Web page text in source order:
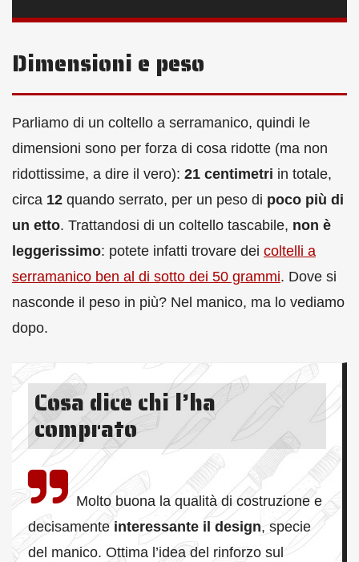
Dimensioni e peso
Parliamo di un coltello a serramanico, quindi le
dimensioni sono per forza di cosa ridotte (ma non
ridottissime, a dire il vero): 21 centimetri in totale,
circa 12 quando serrato, per un peso di poco più di
un etto. Trattandosi di un coltello tascabile, non è
leggerissimo: potete infatti trovare dei coltelli a
serramanico ben al di sotto dei 50 grammi. Dove si
nasconde il peso in più? Nel manico, ma lo vediamo
dopo.
Cosa dice chi l’ha
comprato
Molto buona la qualità di costruzione e
decisamenteinteressante il design, specie
del manico. Ottima l’idea del rinforzo sul